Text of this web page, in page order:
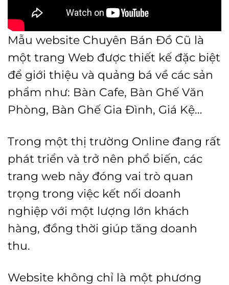
Mẫu website Chuyên Bán Đồ Cũ là
một trang Web được thiết kế đặc biệt
để giới thiệu và quảng bá về các sản
phẩm như: Bàn Cafe, Bàn Ghế Văn
Phòng, Bàn Ghế Gia Đình, Giá Kệ…
Trong một thị trường Online đang rất
phát triển và trở nên phổ biến, các
trang web này đóng vai trò quan
trọng trong việc kết nối doanh
nghiệp với một lượng lớn khách
hàng, đồng thời giúp tăng doanh
thu.
Website không chỉ là một phương